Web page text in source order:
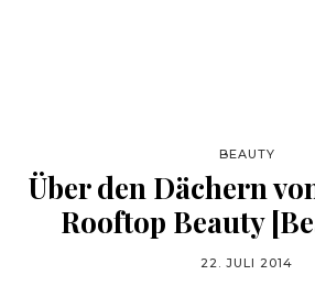
BEAUTY
Über den Dächern
Rooftop Beauty
22. JULI 2014